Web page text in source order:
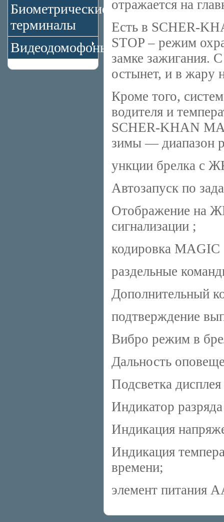
Биометрические
терминалы
Видеодомофоны
отражается на
Есть в SCHER-
STOP – режим
замке зажигания.
остынет, и в жару
Кроме того,
водителя и
SCHER-KHAN
зимы — диапазон
ункции брелка с
Автозапуск по
Отображение на
сигнализации ;
кодировка
раздельные
Дополнительный
подтверждение
Вибро режим в
Дальность
Подсветка дисплея
Индикатор
Индикация
Индикация
времени;
элемент питания